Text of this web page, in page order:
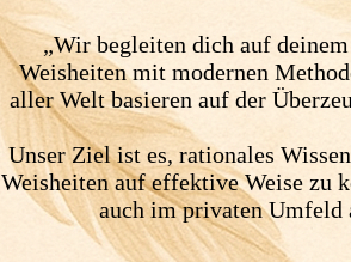
„Wir begleiten dich auf
Weisheiten mit modernen
aller Welt basieren auf der
Unser Ziel ist es, rationales
Weisheiten auf effektive Weise zu
auch im privaten Umfeld